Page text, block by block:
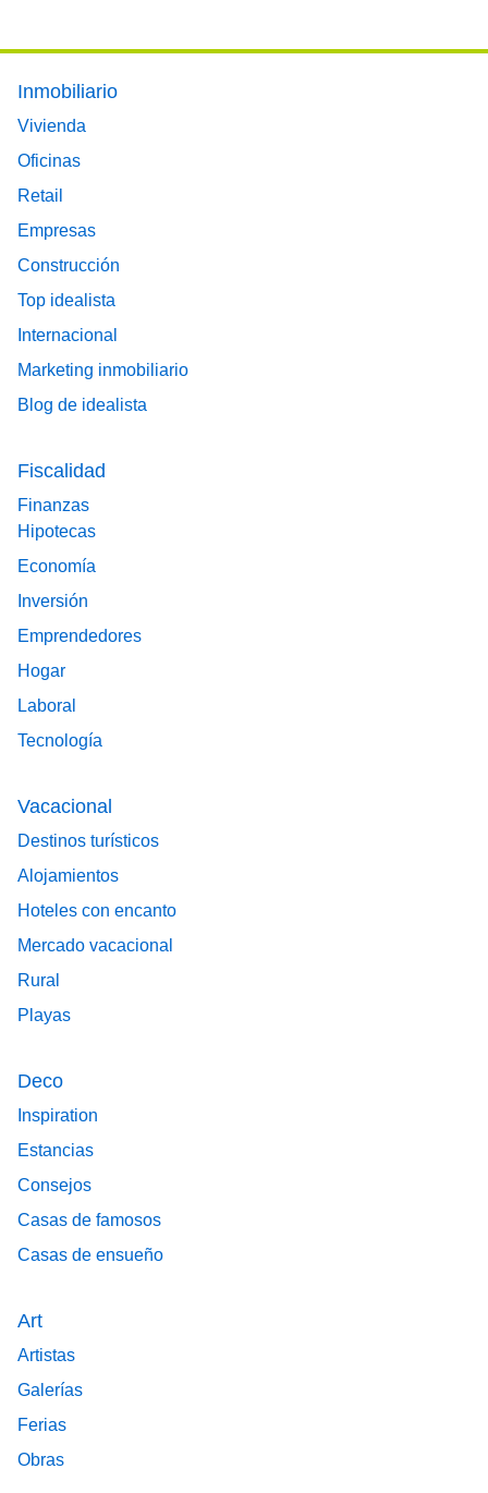
Footer main menu
Inmobiliario
Vivienda
Oficinas
Retail
Empresas
Construcción
Top idealista
Internacional
Marketing inmobiliario
Blog de idealista
Fiscalidad
Finanzas
Hipotecas
Economía
Inversión
Emprendedores
Hogar
Laboral
Tecnología
Vacacional
Destinos turísticos
Alojamientos
Hoteles con encanto
Mercado vacacional
Rural
Playas
Deco
Inspiration
Estancias
Consejos
Casas de famosos
Casas de ensueño
Art
Artistas
Galerías
Ferias
Obras